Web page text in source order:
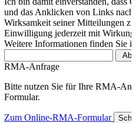
und das Anklicken von Links
Wirksamkeit seiner Mitteilungen
Einwilligung jederzeit mit
Weitere Informationen finden Sie
RMA-Anfrage
Bitte nutzen Sie für Ihre RMA-
Formular.
Zum Online-RMA-Formular